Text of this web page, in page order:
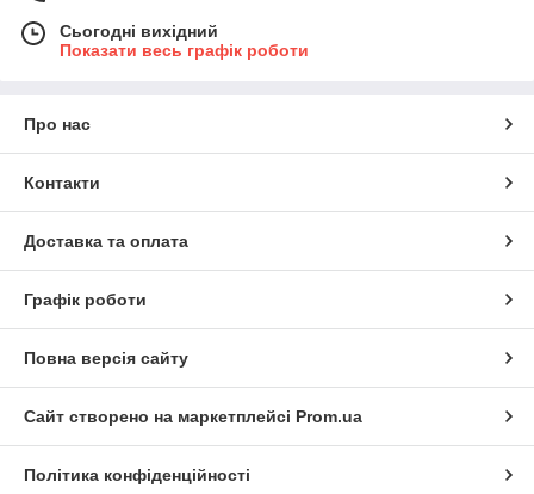
Сьогодні вихідний
Показати весь графік роботи
Про нас
Контакти
Доставка та оплата
Графік роботи
Повна версія сайту
Сайт створено на маркетплейсі Prom.ua
Політика конфіденційності